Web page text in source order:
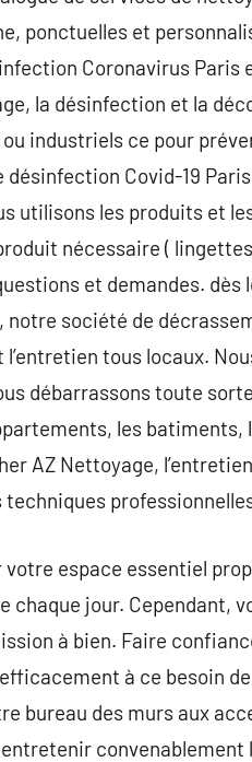
ponctuelles et
Coronavirus Paris
la désinfection et la
industriels ce pour
désinfection Covid-19
utilisons les produits et
nécessaire (
et demandes.
notre société de
l’entretien tous locaux.
débarrassons toute
les
AZ Nettoyage,
espace essentiel
chaque jour. Cependant,
à bien. Faire
à ce besoin
bureau des murs aux